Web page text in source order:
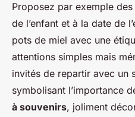
Proposez par exemple des
de l’enfant et à la date de
pots de miel avec une
attentions simples mais
invités de repartir avec un
symbolisant l’importance
à souvenirs, joliment